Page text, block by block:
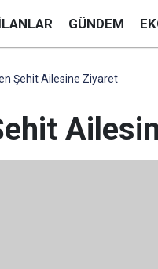
GÜNDEM
Şehit Ailesine Ziyaret